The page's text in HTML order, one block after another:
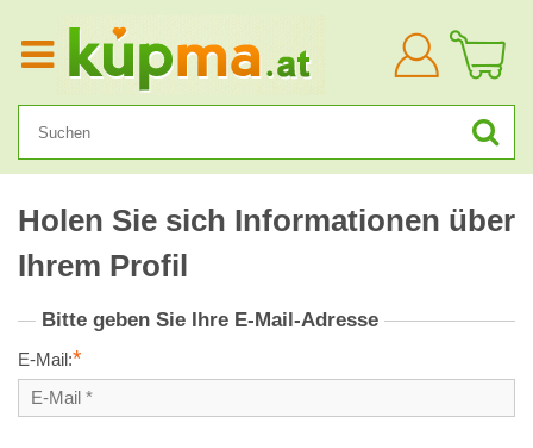
Anmelden
Holen Sie sich Informationen über
Ihrem Profil
Bitte geben Sie Ihre E-Mail-Adresse
E-Mail:*